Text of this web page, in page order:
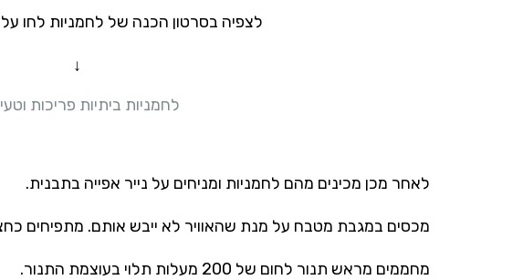
לצפיה בסרטון הכנה של לחמניות לחו
↓
לחמניות ביתיות פריכות
לאחר מכן מכינים מהם לחמניות ומניחים על נייר אפייה בתבנית.
מכסים במגבת מטבח על מנת שהאוויר לא ייבש אותם. מתפיחים
מחממים מראש תנור לחום של 200 מעלות תלוי בעוצמת התנור.